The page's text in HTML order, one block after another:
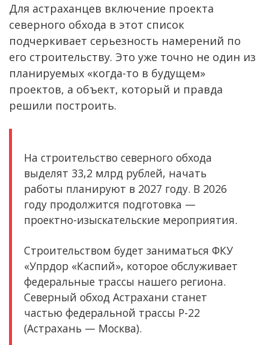
Для астраханцев включение проекта
северного обхода в этот список
подчеркивает серьезность намерений по
его строительству. Это уже точно не один из
планируемых «когда-то в будущем»
проектов, а объект, который и правда
решили построить.
На строительство северного обхода
выделят 33,2 млрд рублей, начать
работы планируют в 2027 году. В 2026
году продолжится подготовка —
проектно-изыскательские мероприятия.
Строительством будет заниматься ФКУ
«Упрдор «Каспий», которое обслуживает
федеральные трассы нашего региона.
Северный обход Астрахани станет
частью федеральной трассы Р-22
(Астрахань — Москва).